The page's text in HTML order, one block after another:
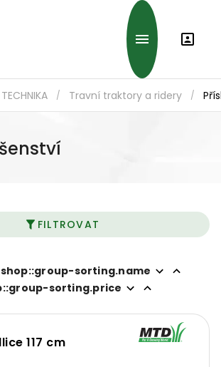
/ Travní traktory a ridery /
FILTROVAT
sorting.name
sorting.price
117 cm